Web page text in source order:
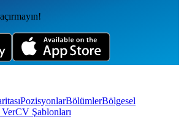
PozisyonlarBölümlerBölgesel
VerCV Şablonları